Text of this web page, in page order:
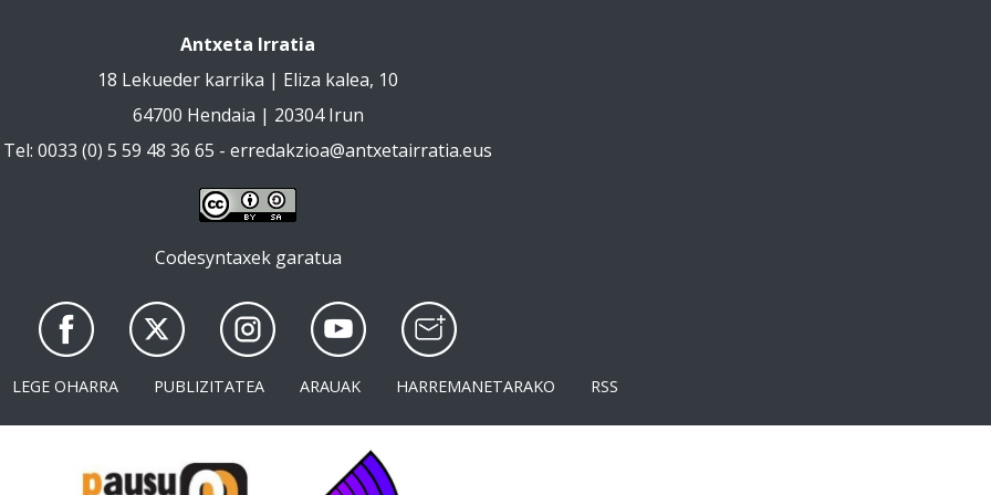
Antxeta Irratia
18 Lekueder karrika | Eliza kalea, 10
64700 Hendaia | 20304 Irun
Tel: 0033 (0) 5 59 48 36 65 - erredakzioa@antxetairratia.eus
Codesyntaxek garatua
LEGE OHARRA PUBLIZITATEA ARAUAK HARREMANETARAKO RSS